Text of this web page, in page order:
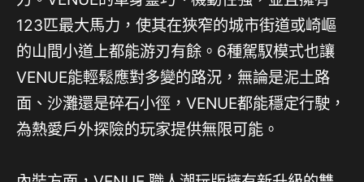
123匹最大馬力，使其在狹窄的城市街道或崎嶇
的山間小道上都能游刃有餘。6種駕馭模式也讓
VENUE能輕鬆應對多變的路況，無論是泥土路
面、沙灘還是碎石小徑，VENUE都能穩定行駛，
為熱愛戶外探險的玩家提供無限可能。